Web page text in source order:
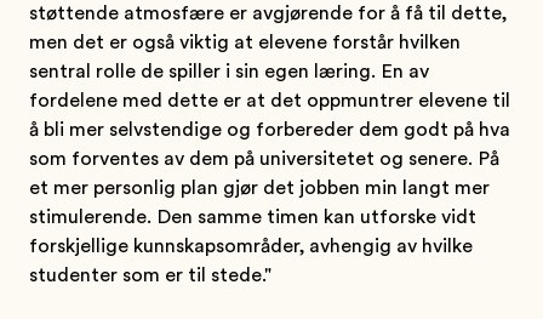
støttende atmosfære er avgjørende for å få til dette,
men det er også viktig at elevene forstår hvilken
sentral rolle de spiller i sin egen læring. En av
fordelene med dette er at det oppmuntrer elevene til
å bli mer selvstendige og forbereder dem godt på hva
som forventes av dem på universitetet og senere. På
et mer personlig plan gjør det jobben min langt mer
stimulerende. Den samme timen kan utforske vidt
forskjellige kunnskapsområder, avhengig av hvilke
studenter som er til stede."